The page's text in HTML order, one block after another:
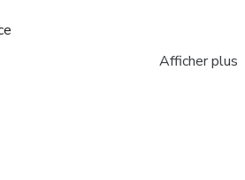
Afficher plus